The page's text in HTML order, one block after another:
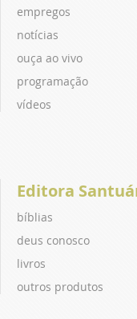
empregos
notícias
ouça ao vivo
programação
vídeos
Editora
bíblias
deus conosco
livros
outros produtos